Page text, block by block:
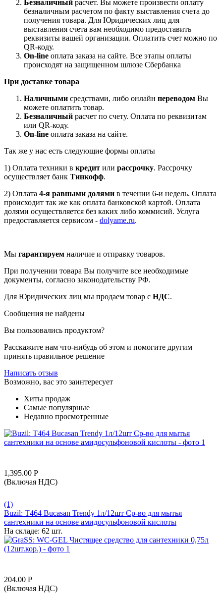
Безналичный расчет. Вы можете произвести оплату
безналичным расчетом по факту выставления счета до
получения товара. Для Юридических лиц для
выставления счета вам необходимо предоставить
реквизиты вашей организации. Оплатить счет можно по
QR-коду.
On-line оплата заказа на сайте. Все этапы оплаты
происходят на защищенном шлюзе Сбербанка
При доставке товара
Наличными средствами, либо онлайн переводом Вы
можете оплатить товар.
Безналичный расчет по счету. Оплата по реквизитам
или QR-коду.
On-line оплата заказа на сайте.
Так же у нас есть следующие формы оплаты
1) Оплата техники в кредит или рассрочку. Рассрочку
осуществляет банк Тинкофф.
2) Оплата 4-я равными долями в течении 6-и недель. Оплата
происходит так же как оплата банковской картой. Оплата
долями осуществляется без каких либо коммисий. Услуга
предоставляется сервисом - dolyame.ru.
Мы гарантируем наличие и отправку товаров.
При получении товара Вы получите все необходимые
документы, согласно законодательству РФ.
Для Юридических лиц мы продаем товар с НДС.
Сообщения не найдены
Вы пользовались продуктом?
Расскажите нам что-нибудь об этом и помогите другим
принять правильное решение
Написать отзыв
Возможно, вас это заинтересует
Хиты продаж
Самые популярные
Недавно просмотренные
1,395.00 Р
(Включая НДС)
(1)
Buzil: T464 Bucasan Trendy 1л/12шт Ср-во для мытья
сантехники на основе амидосульфоновой кислоты
На складе: 62 шт.
204.00 Р
(Включая НДС)